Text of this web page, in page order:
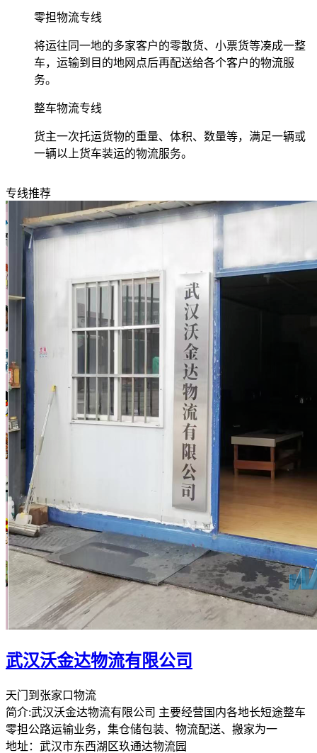
零担物流专线
将运往同一地的多家客户的零散货、小票货等凑成一整
车，运输到目的地网点后再配送给各个客户的物流服
务。
整车物流专线
货主一次托运货物的重量、体积、数量等，满足一辆或
一辆以上货车装运的物流服务。
专线推荐
武汉沃金达物流有限公司
天门到张家口物流
简介:武汉沃金达物流有限公司 主要经营国内各地长短途整车
零担公路运输业务，集仓储包装、物流配送、搬家为一
地址：武汉市东西湖区玖通达物流园